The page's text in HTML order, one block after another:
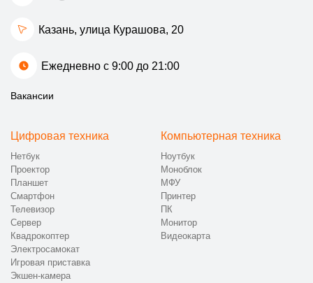
Казань, улица Курашова, 20
Ежедневно с 9:00 до 21:00
Вакансии
Цифровая техника
Нетбук
Проектор
Планшет
Смартфон
Телевизор
Сервер
Квадрокоптер
Электросамокат
Игровая приставка
Экшен-камера
Компьютерная техника
Ноутбук
Моноблок
МФУ
Принтер
ПК
Монитор
Видеокарта